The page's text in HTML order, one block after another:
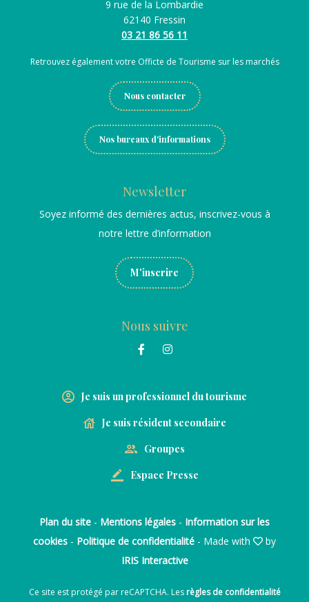
9 rue de la Lombardie
62140 Fressin
03 21 86 56 11
Retrouvez également votre Officte de Tourisme sur les marchés
Nous contacter
Nos bureaux d'informations
Newsletter
Soyez informé des dernières actus, inscrivez-vous à
notre lettre d’information
M'inscrire
Nous suivre
Je suis un professionnel du tourisme
Je suis résident secondaire
Groupes
Espace Presse
Plan du site - Mentions légales - Information sur les
cookies - Politique de confidentialité - Made with
by
IRIS Interactive
Ce site est protégé par reCAPTCHA. Lesrègles de confidentialité